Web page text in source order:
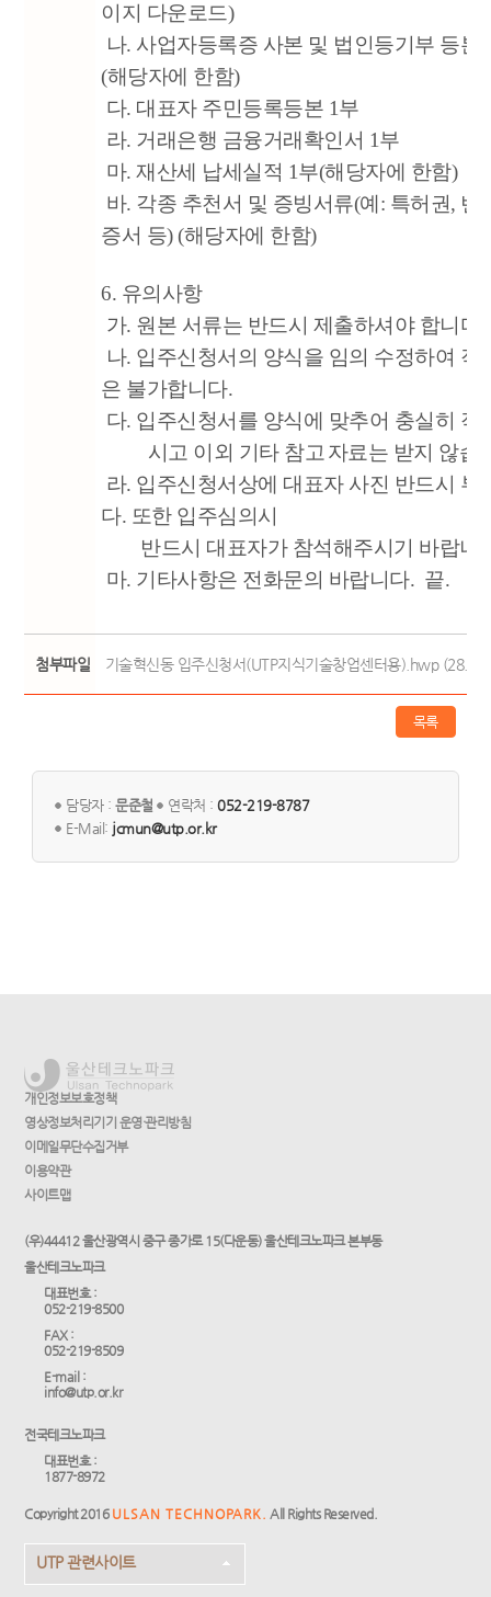
이지 다운로드)
나. 사업자등록증 사본 및 법인등기부 등본
(해당자에 한함)
다. 대표자 주민등록등본 1부
라. 거래은행 금융거래확인서 1부
마. 재산세 납세실적 1부(해당자에 한함)
바. 각종 추천서 및 증빙서류(예: 특허권, 벤
증서 등) (해당자에 한함)
6. 유의사항
가. 원본 서류는 반드시 제출하셔야 합니다.
나. 입주신청서의 양식을 임의 수정하여 작
은 불가합니다.
다. 입주신청서를 양식에 맞추어 충실히 작
시고 이외 기타 참고 자료는 받지 않습
라. 입주신청서상에 대표자 사진 반드시 부
다. 또한 입주심의시
반드시 대표자가 참석해주시기 바랍니
마. 기타사항은 전화문의 바랍니다. 끝.
첨부파일 기술혁신동 입주신청서(UTP지식기술창업센터용).hwp (28.5K)
목록
담당자 :문준철 연락처 :052-219-8787
E-Mail: jcmun@utp.or.kr
개인정보보호정책
영상정보처리기기 운영·관리방침
이메일무단수집거부
이용약관
사이트맵
(우)44412 울산광역시 중구 종가로 15(다운동) 울산테크노파크 본부동
울산테크노파크
대표번호 :
052-219-8500
FAX :
052-219-8509
E-mail :
info@utp.or.kr
전국테크노파크
대표번호 :
1877-8972
Copyright 2016 ULSAN TECHNOPARK. All Rights Reserved.
UTP 관련사이트